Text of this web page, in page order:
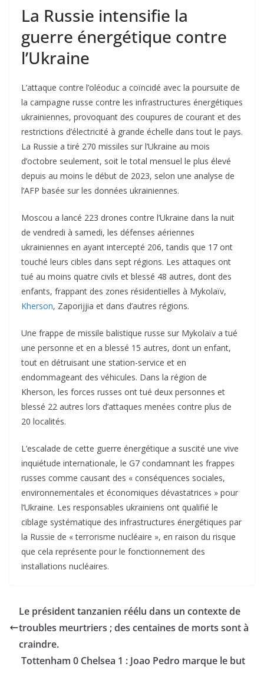
La Russie intensifie la
guerre énergétique contre
l’Ukraine
L’attaque contre l’oléoduc a coïncidé avec la poursuite de
la campagne russe contre les infrastructures énergétiques
ukrainiennes, provoquant des coupures de courant et des
restrictions d’électricité à grande échelle dans tout le pays.
La Russie a tiré 270 missiles sur l’Ukraine au mois
d’octobre seulement, soit le total mensuel le plus élevé
depuis au moins le début de 2023, selon une analyse de
l’AFP basée sur les données ukrainiennes.
Moscou a lancé 223 drones contre l’Ukraine dans la nuit
de vendredi à samedi, les défenses aériennes
ukrainiennes en ayant intercepté 206, tandis que 17 ont
touché leurs cibles dans sept régions. Les attaques ont
tué au moins quatre civils et blessé 48 autres, dont des
enfants, frappant des zones résidentielles à Mykolaïv,
Kherson, Zaporijjia et dans d’autres régions.
Une frappe de missile balistique russe sur Mykolaïv a tué
une personne et en a blessé 15 autres, dont un enfant,
tout en détruisant une station-service et en
endommageant des véhicules. Dans la région de
Kherson, les forces russes ont tué deux personnes et
blessé 22 autres lors d’attaques menées contre plus de
20 localités.
L’escalade de cette guerre énergétique a suscité une vive
inquiétude internationale, le G7 condamnant les frappes
russes comme causant des « conséquences sociales,
environnementales et économiques dévastatrices » pour
l’Ukraine. Les responsables ukrainiens ont qualifié le
ciblage systématique des infrastructures énergétiques par
la Russie de « terrorisme nucléaire », en raison du risque
que cela représente pour le fonctionnement des
installations nucléaires.
Le président tanzanien réélu dans un contexte de
troubles meurtriers ; des centaines de morts sont à
craindre.
Tottenham 0 Chelsea 1 : Joao Pedro marque le but